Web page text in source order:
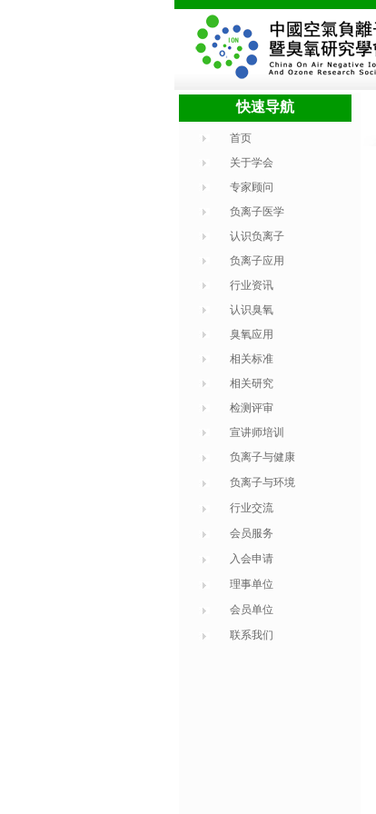
快速导航
首页
关于学会
专家顾问
负离子医学
认识负离子
负离子应用
行业资讯
认识臭氧
臭氧应用
相关标准
相关研究
检测评审
宣讲师培训
负离子与健康
负离子与环境
行业交流
会员服务
入会申请
理事单位
会员单位
联系我们